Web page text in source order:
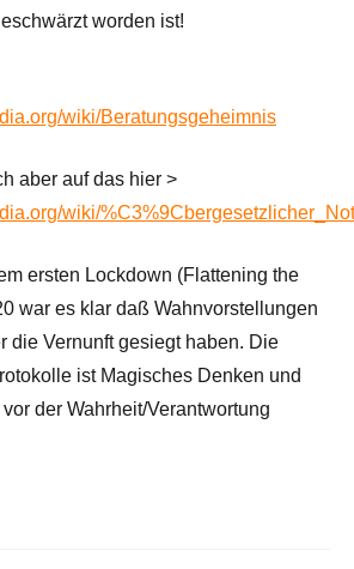
worden ist!
wiki/Beratungsgeheimnis
aber auf das hier >
wiki/
ersten Lockdown (Flattening the
war es klar daß Wahnvorstellungen
die Vernunft gesiegt haben. Die
ist Magisches Denken und
der Wahrheit/Verantwortung